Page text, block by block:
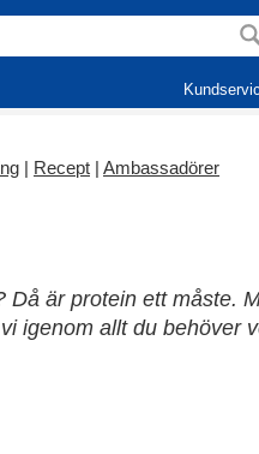
| Recept | Ambassadörer
är protein ett måste.
igenom allt du behöver